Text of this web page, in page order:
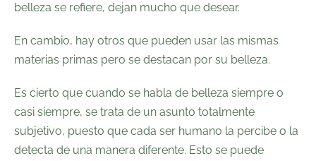
belleza se refiere, dejan mucho que desear.
En cambio, hay otros que pueden usar las mismas
materias primas pero se destacan por su belleza.
Es cierto que cuando se habla de belleza siempre o
casi siempre, se trata de un asunto totalmente
subjetivo, puesto que cada ser humano la percibe o la
detecta de una manera diferente. Esto se puede